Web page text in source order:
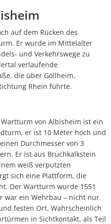
Bürgerdienste
Kommunale Einrichtungen
und Verpachtung
Göllheim
Wärmeplanung
Anträge und
Satzungen
Einselthum
Göllheim
Immesheim
Ottersheim
Rüssingen
Standenbühl
Weitersweiler
Zellertal
auf dem Rücken des
Er wurde im Mittelalter
und Verkehrswege zu
verlaufende
die über Göllheim,
Rhein führte.
Wartturm von Albisheim ist ein
er ist 10 Meter hoch und
Durchmesser von 3
Er ist aus Bruchkalkstein
weiß verputzten
sich eine Plattform, die
Der Wartturm wurde 1551
war ein Wehrbau – nicht nur
festen Ort. Wahrscheinlich
in Sichtkontakt, als Teil